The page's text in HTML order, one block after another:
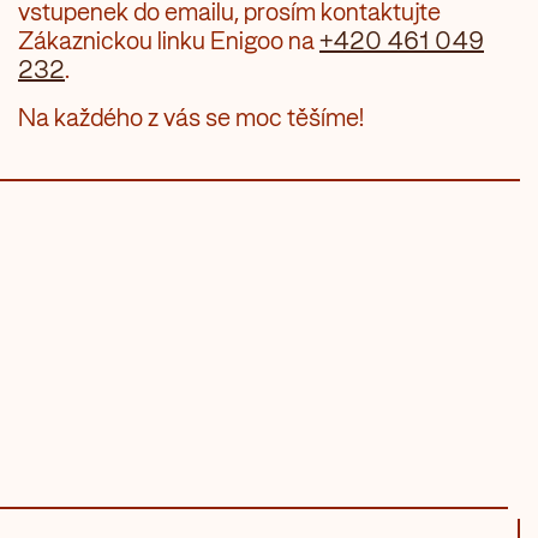
vstupenek do emailu, prosím kontaktujte
Zákaznickou linku Enigoo na+420 461 049
232.
Na každého z vás se moc těšíme!